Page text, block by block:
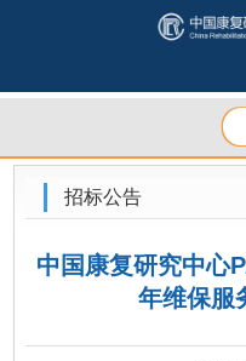
招标公告
中国康复研究中心
年维保服